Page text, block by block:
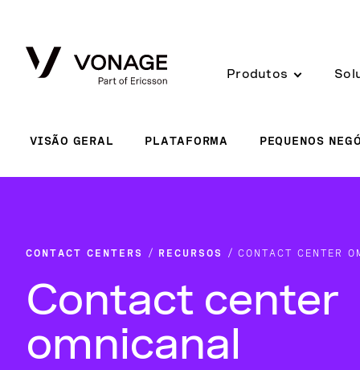
Produtos
VISÃO GERAL PLATAFORMA PEQUENOS
CONTACT CENTERS RECURSOS CONTACT CENTER
Contact center
omnicanal